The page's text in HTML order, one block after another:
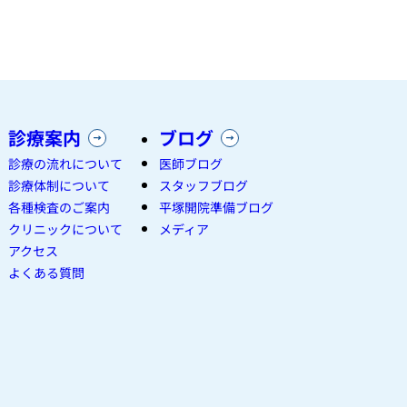
診療案内
診療の流れについて
診療体制について
各種検査のご案内
クリニックについて
アクセス
よくある質問
ブログ
医師ブログ
スタッフブログ
平塚開院準備ブログ
メディア